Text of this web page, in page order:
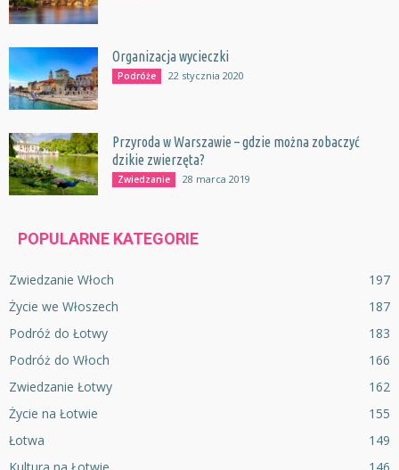
Organizacja wycieczki
Podróże 22 stycznia 2020
Przyroda w Warszawie – gdzie można zobaczyć
dzikie zwierzęta?
Zwiedzanie 28 marca 2019
POPULARNE KATEGORIE
Zwiedzanie Włoch
197
Życie we Włoszech
187
Podróż do Łotwy
183
Podróż do Włoch
166
Zwiedzanie Łotwy
162
Życie na Łotwie
155
Łotwa
149
Kultura na Łotwie
146